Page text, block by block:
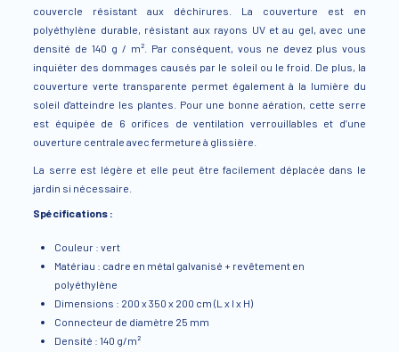
couvercle résistant aux déchirures. La couverture est en
polyéthylène durable, résistant aux rayons UV et au gel, avec une
densité de 140 g / m². Par conséquent, vous ne devez plus vous
inquiéter des dommages causés par le soleil ou le froid. De plus, la
couverture verte transparente permet également à la lumière du
soleil d'atteindre les plantes. Pour une bonne aération, cette serre
est équipée de 6 orifices de ventilation verrouillables et d’une
ouverture centrale avec fermeture à glissière.
La serre est légère et elle peut être facilement déplacée dans le
jardin si nécessaire.
Spécifications :
Couleur : vert
Matériau : cadre en métal galvanisé + revêtement en
polyéthylène
Dimensions : 200 x 350 x 200 cm (L x l x H)
Connecteur de diamètre 25 mm
Densité : 140 g/m²